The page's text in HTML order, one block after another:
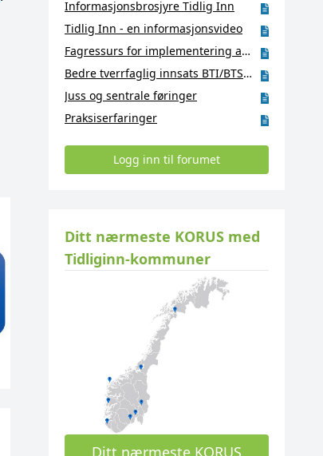
Informasjonsbrosjyre Tidlig Inn
Tidlig Inn - en informasjonsvideo
Fagressurs for implementering av Helsedirektoratets nasjonale faglige retningslinjer mv.
Bedre tverrfaglig innsats BTI/BTS, nasjonal nettressurs
Juss og sentrale føringer
Praksiserfaringer
Logg inn til forumet
Ditt nærmeste KORUS med
Tidliginn-kommuner
Ditt nærmeste KORUS